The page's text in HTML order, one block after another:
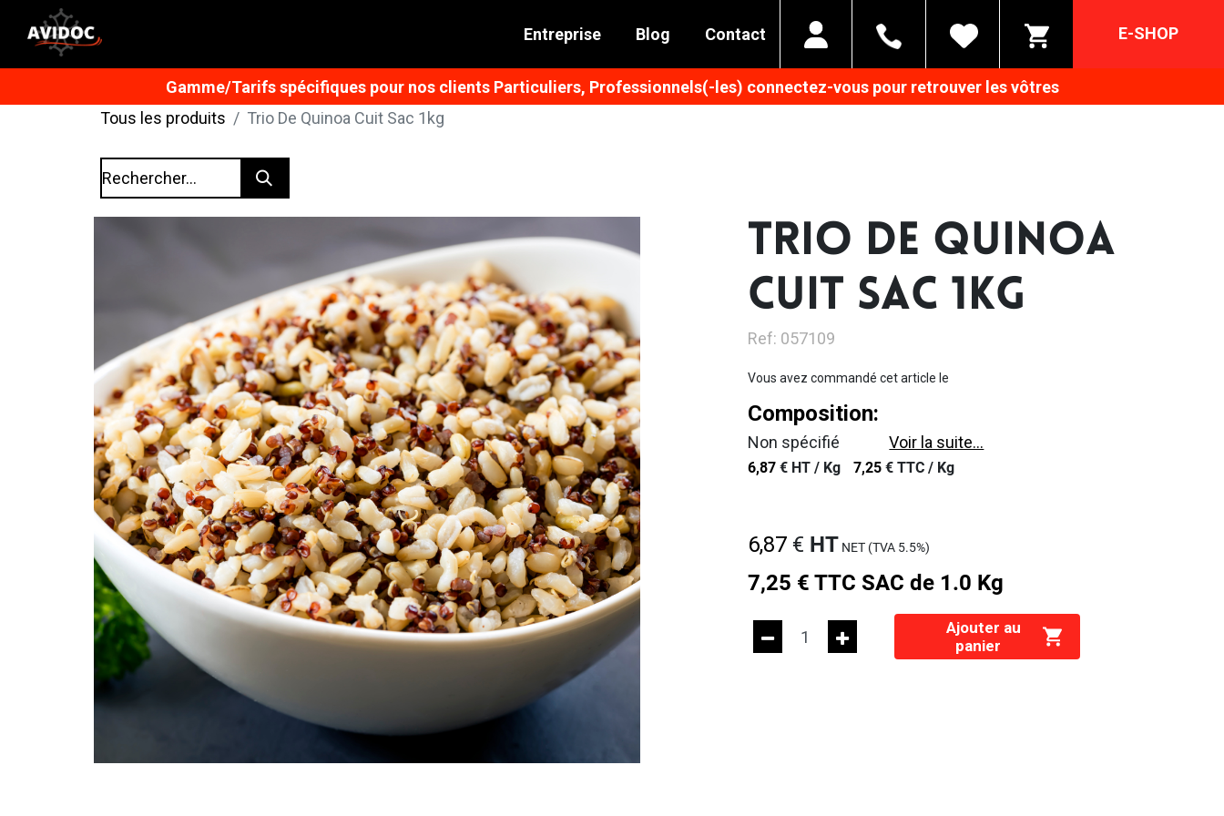
Entreprise Blog Contact E-SHOP
Gamme/Tarifs spécifiques pour nos clients Particuliers, Professionnels(-les) connectez-vous pour retrouver les vôtres
Tous les produits
Trio De Quinoa Cuit Sac 1kg
TRIO DE QUINOA
CUIT SAC 1KG
Ref: 057109
Vous avez commandé cet article le
Composition:
Non spécifié Voir la suite...
6,87 € HT / Kg 7,25 € TTC / Kg
6,87 € HT NET (TVA 5.5%)
7,25 € TTC SAC de 1.0 Kg
Ajouter au
panier